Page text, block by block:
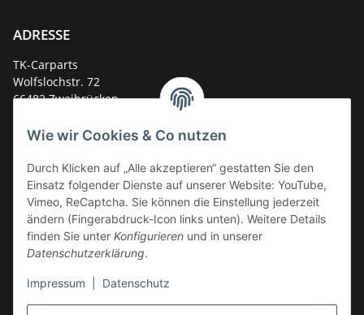
Wie wir Cookies & Co nutzen
Durch Klicken auf „Alle akzeptieren“ gestatten Sie den
Einsatz folgender Dienste auf unserer Website: YouTube,
Vimeo, ReCaptcha. Sie können die Einstellung jederzeit
ändern (Fingerabdruck-Icon links unten). Weitere Details
finden Sie unter Konfigurieren und in unserer
Datenschutzerklärung.
Impressum Datenschutz
ADRESSE
TK-Carparts
Wolfslochstr. 72
66482 Zweibrücken
Service-Hotline +49 (0)6332 - 48 58 48
E-Mail:mail@tk-carparts.de
Montag-Donnerstag von 13 bis 16 Uhr